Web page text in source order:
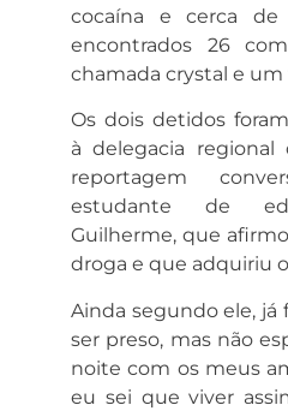
cocaína e cerca de
encontrados 26
chamada crystal e um
Os dois detidos
à delegacia regional
reportagem
estudante de
Guilherme, que
droga e que adquiriu
Ainda segundo ele, já
ser preso, mas não
noite com os meus
eu sei que viver